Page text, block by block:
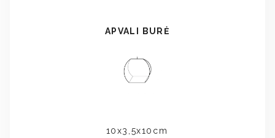
APVALI BURĖ
10x3,5x10cm